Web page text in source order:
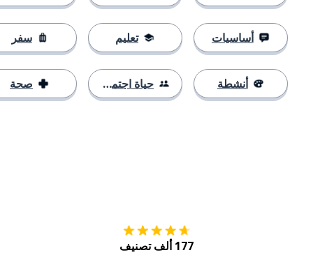
أساسيات
أنشطة
تعليم
حياة اجتماعية
سفر
صحة
177 ألف تصنيف